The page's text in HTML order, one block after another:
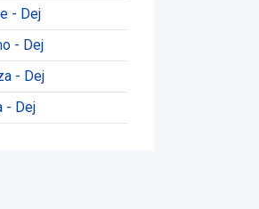
- Dej
- Dej
- Dej
- Dej